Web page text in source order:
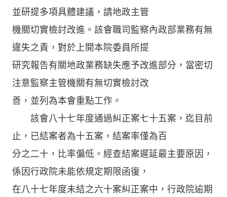
並研提多項具體建議，請地政主管
機關切實檢討改進。該會職司監察內政部業務有無
違失之責，對於上開本院委員所提
研究報告有關地政業務缺失應予改進部分，當密切
注意監察主管機關有無切實檢討改
善，並列為本會重點工作。
該會八十七年度通過糾正案七十五案，迄目前
止，已結案者為十五案，結案率僅為百
分之二十，比率偏低。經查結案遲延最主要原因，
係因行政院未能依規定期限函復，
在八十七年度未結之六十案糾正案中，行政院逾期